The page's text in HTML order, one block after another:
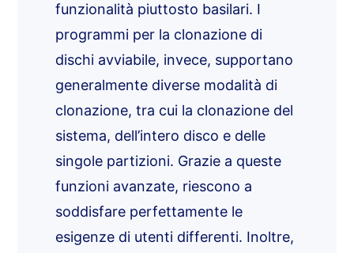
funzionalità piuttosto basilari. I
programmi per la clonazione di
dischi avviabile, invece, supportano
generalmente diverse modalità di
clonazione, tra cui la clonazione del
sistema, dell’intero disco e delle
singole partizioni. Grazie a queste
funzioni avanzate, riescono a
soddisfare perfettamente le
esigenze di utenti differenti. Inoltre,